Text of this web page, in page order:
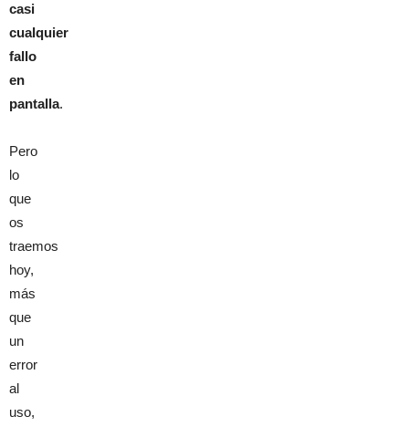
casi
cualquier
fallo
en
pantalla.
Pero
lo
que
os
traemos
hoy,
más
que
un
error
al
uso,